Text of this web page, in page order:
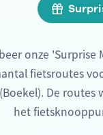
onze
fietsroutes
De
het